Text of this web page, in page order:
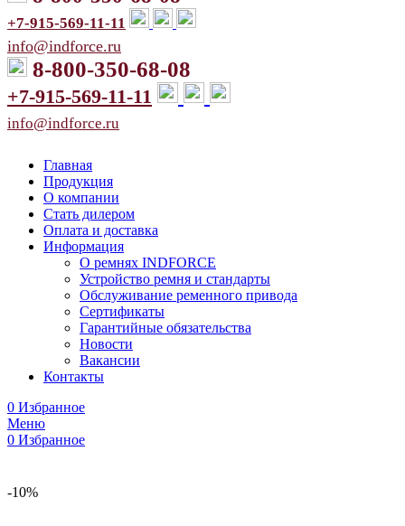
+7-915-569-11-11
info@indforce.ru
8-800-350-68-08
+7-915-569-11-11
info@indforce.ru
Главная
Продукция
О компании
Стать дилером
Оплата и доставка
Информация
О ремнях INDFORCE
Устройство ремня и стандарты
Обслуживание ременного привода
Сертификаты
Гарантийные обязательства
Новости
Вакансии
Контакты
0 Избранное
Меню
0 Избранное
-10%